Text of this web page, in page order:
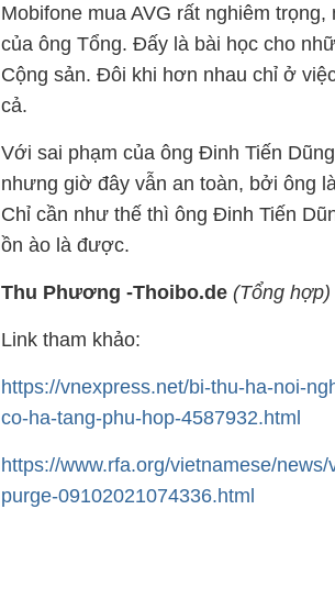
Mobifone mua AVG rất nghiêm
của ông Tổng. Đấy là bài học cho
Cộng sản. Đôi khi hơn nhau chỉ ở
cả.
Với sai phạm của ông Đinh Tiến
nhưng giờ đây vẫn an toàn, bởi ông
Chỉ cần như thế thì ông Đinh Tiến
ồn ào là được.
Thu Phương -Thoibo.de (Tổng hợp)
Link tham khảo:
https://vnexpress.net/bi-thu-ha-noi-
co-ha-tang-phu-hop-4587932.html
https://www.rfa.org/vietnamese/
purge-09102021074336.html